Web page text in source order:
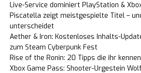
Live-Service dominiert PlayStation &
Piscatella zeigt meistgespielte Titel –
unterscheidet
Aether & Iron: Kostenloses Inhalts-
zum Steam Cyberpunk Fest
Rise of the Ronin: 20 Tipps die ihr
Xbox Game Pass: Shooter-Urgestein